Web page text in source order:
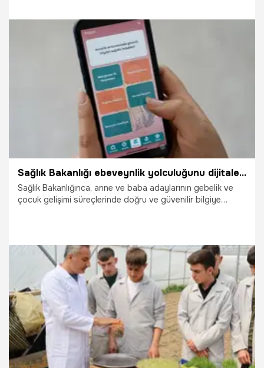
Gündem
Sağlık Bakanlığı ebeveynlik yolculuğunu dijitale taşıyor: Güvenilir ve doğru bilgiye kolayca erişim sağlanacak
Sağlık Bakanlığınca, anne ve baba adaylarının gebelik ve
çocuk gelişimi süreçlerinde doğru ve güvenilir bilgiye
19.05.2025 Gündem